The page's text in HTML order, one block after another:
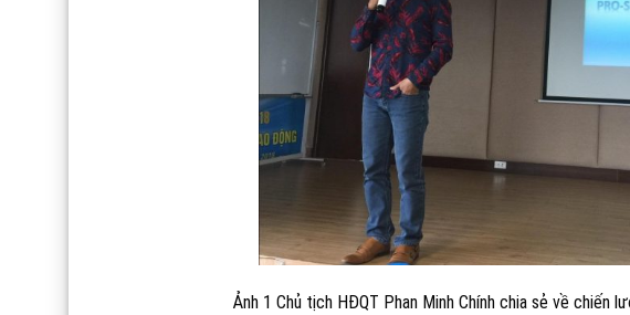
Ảnh 1 Chủ tịch HĐQT Phan Minh Chính chia sẻ về chiến